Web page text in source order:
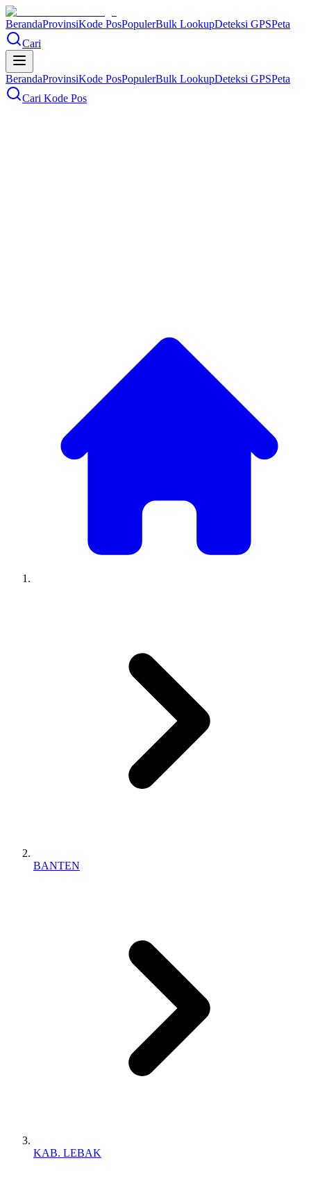
BerandaProvinsiKode PosPopulerBulk LookupDeteksi GPSPeta
Cari
BerandaProvinsiKode PosPopulerBulk LookupDeteksi GPSPeta
Cari Kode Pos
BANTEN
KAB. LEBAK